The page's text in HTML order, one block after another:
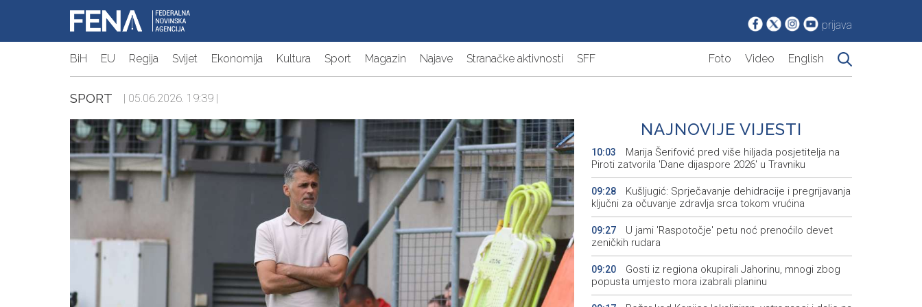
prijava
BiH EU Regija Svijet Ekonomija Kultura Sport Magazin Najave Stranačke aktivnosti SFF Foto Video English
SPORT | 05.06.2026. 19:39 |
NAJNOVIJE VIJESTI
10:03
Marija Šerifović pred više hiljada posjetitelja na
Piroti zatvorila 'Dane dijaspore 2026' u Travniku
09:28
Kušljugić: Sprječavanje dehidracije i pregrijavanja
ključni za očuvanje zdravlja srca tokom vrućina
09:27
U jami 'Raspotočje' petu noć prenoćilo devet
zeničkih rudara
09:20
Gosti iz regiona okupirali Jahorinu, mnogi zbog
popusta umjesto mora izabrali planinu